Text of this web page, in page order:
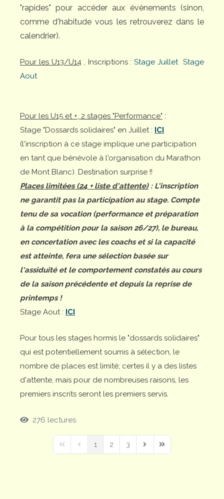
"rapides" pour accéder aux événements (sinon,
comme d'habitude vous les retrouverez dans le
calendrier).
Pour les U13/U14, Inscriptions :Stage Juillet Stage
Aout
Pour les U15 et +, 2 stages "Performance" :
Stage "Dossards solidaires" en Juillet : ICI
(l'inscription à ce stage implique une participation
en tant que bénévole à l'organisation du Marathon
de Mont Blanc). Destination surprise !!
Places limitées (24 + liste d'attente): L'inscription
ne garantit pas la participation au stage. Compte
tenu de sa vocation (performance et préparation
à la compétition pour la saison 26/27), le bureau,
en concertation avec les coachs et si la capacité
est atteinte, fera une sélection basée sur
l'assiduité et le comportement constatés au cours
de la saison précédente et depuis la reprise de
printemps !
Stage Aout : ICI
Pour tous les stages hormis le "dossards solidaires"
qui est potentiellement soumis à sélection, le
nombre de places est limité; certes il y a des listes
d'attente, mais pour de nombreuses raisons, les
premiers inscrits seront les premiers servis.
276 lectures
First PagePrevious Page
1 2 3
Next PageLast Page